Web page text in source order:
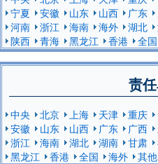
宁夏
安徽 山东 山西 广东
河南
浙江 海南 海外 湖北
陕西
青海 黑龙江 香港 全国
责
中央 北京 上海 天津 重庆
安徽
山东 山西 广东 广西
浙江
海南 湖北 湖南 甘肃
黑龙江
香港 全国 海外 其他